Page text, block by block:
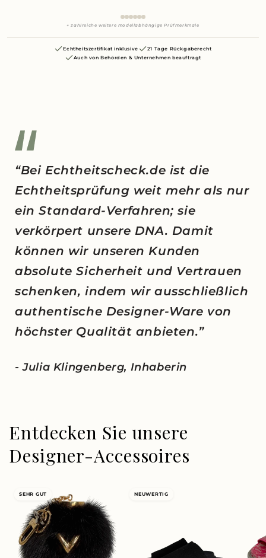
+ zahlreiche weitere modellabhängige Prüfmerkmale
Echtheitszertifikat inklusive
21 Tage Rückgaberecht
Auch von Behörden & Unternehmen beauftragt
“Bei Echtheitscheck.de ist die
Echtheitsprüfung weit mehr als nur
ein Standard-Verfahren; sie
verkörpert unsere DNA. Damit
können wir unseren Kunden
absolute Sicherheit und Vertrauen
schenken, indem wir ausschließlich
authentische Designer-Ware von
höchster Qualität anbieten.”
- Julia Klingenberg, Inhaberin
Entdecken Sie unsere
Designer-Accessoires
SEHR GUT NEUWERTIG